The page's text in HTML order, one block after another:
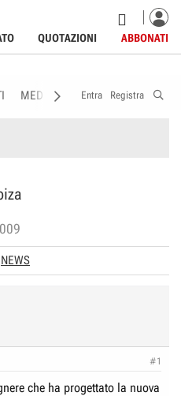
QUOTAZIONI ABBONATI
MEDIA MEMBRI
Entra Registra
NEWS
#1
che ha progettato la nuova